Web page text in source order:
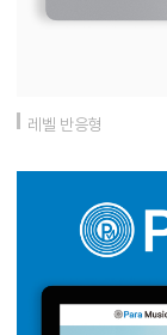
레벨 반응형